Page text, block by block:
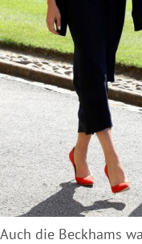
Auch die Beckhams